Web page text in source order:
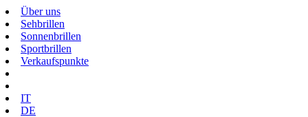
Über uns
Sehbrillen
Sonnenbrillen
Sportbrillen
Verkaufspunkte
IT
DE